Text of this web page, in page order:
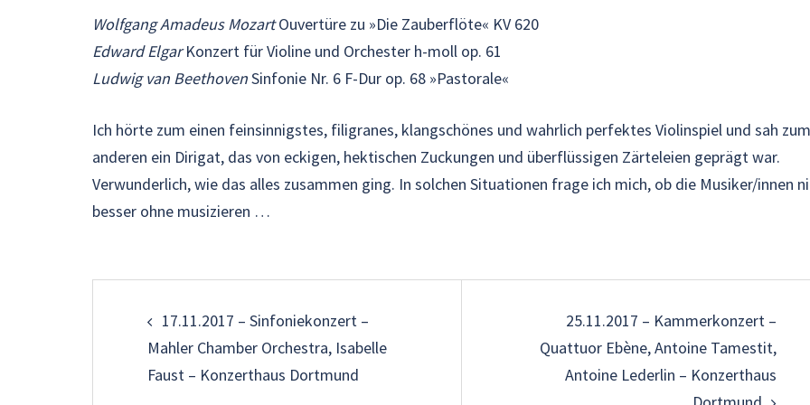
Wolfgang Amadeus MozartOuvertüre zu »Die Zauberflöte« KV 620
Edward ElgarKonzert für Violine und Orchester h-moll op. 61
Ludwig van BeethovenSinfonie Nr. 6 F-Dur op. 68 »Pastorale«
Ich hörte zum einen feinsinnigstes, filigranes, klangschönes und wahrlich perfektes Violinspiel und sah zum
anderen ein Dirigat, das von eckigen, hektischen Zuckungen und überflüssigen Zärteleien geprägt war.
Verwunderlich, wie das alles zusammen ging. In solchen Situationen frage ich mich, ob die Musiker/innen
besser ohne musizieren …
17.11.2017 – Sinfoniekonzert –
Mahler Chamber Orchestra, Isabelle
Faust – Konzerthaus Dortmund
25.11.2017 – Kammerkonzert –
Quattuor Ebène, Antoine Tamestit,
Antoine Lederlin – Konzerthaus